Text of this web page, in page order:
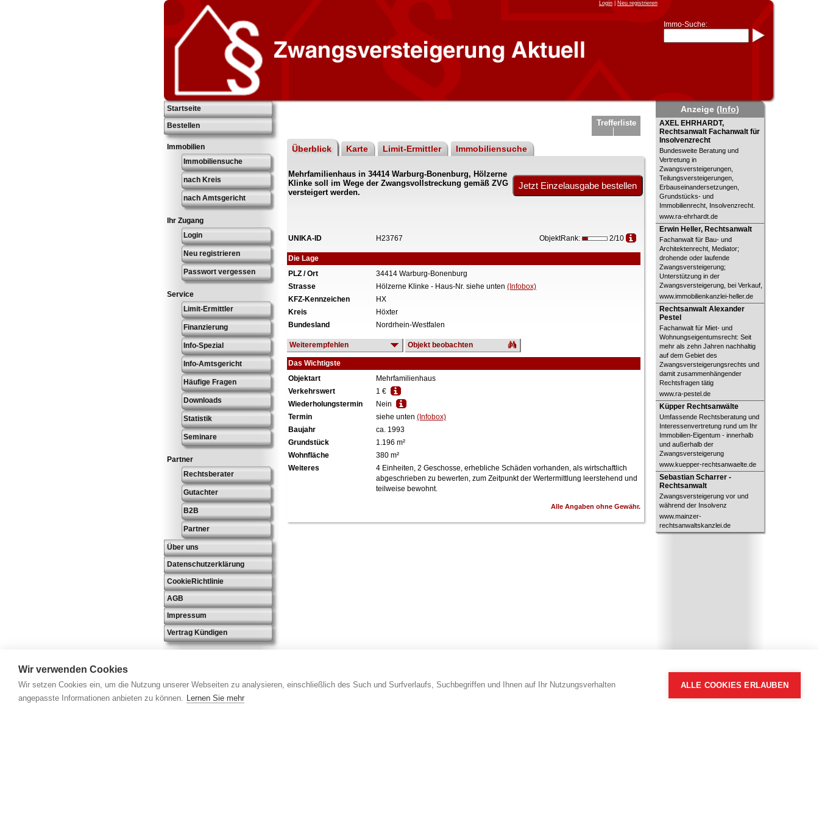
Wir verwenden Cookies
Wir setzen Cookies ein, um die Nutzung unserer Webseiten zu analysieren, einschließlich des Such und Surfverlaufs, Suchbegriffen und Ihnen auf Ihr Nutzungsverhalten
angepasste Informationen anbieten zu können. Lernen Sie mehr
ALLE COOKIES ERLAUBEN
Login| Neu registrieren
Immo-Suche:
* Suche verfeinern durch
Kombinieren
z.B.:15 Frankfurtfür
Frankfurt/Oder
und6 Frankfurtfür Frankfurt am
Main
Immobiliensuche
nach Kreis
nach Amtsgericht
Startseite
Bestellen
Immobilien
Immobiliensuche
nach Kreis
nach Amtsgericht
Ihr Zugang
Login
Neu registrieren
Passwort vergessen
Service
Limit-Ermittler
Finanzierung
Info-Spezial
Info-Amtsgericht
Häufige Fragen
Downloads
Statistik
Seminare
Partner
Rechtsberater
Gutachter
B2B
Partner
Über uns
Datenschutzerklärung
CookieRichtlinie
AGB
Impressum
Vertrag Kündigen
Trefferliste
Überblick Karte Limit-Ermittler Immobiliensuche
Mehrfamilienhaus in 34414 Warburg-Bonenburg, Hölzerne
Klinke soll im Wege der Zwangsvollstreckung gemäß ZVG
versteigert werden.
UNIKA-ID H23767 ObjektRank: 2/10
Die Lage
PLZ / Ort
34414 Warburg-Bonenburg
Strasse
Hölzerne Klinke - Haus-Nr. siehe unten(Infobox)
KFZ-Kennzeichen
HX
Kreis
Höxter
Bundesland
Nordrhein-Westfalen
Weiterempfehlen Objekt beobachten
Das Wichtigste
Objektart
Mehrfamilienhaus
Verkehrswert
1 €
Wiederholungstermin
Nein
Termin
siehe unten(Infobox)
Baujahr
ca. 1993
Grundstück
1.196 m²
Wohnfläche
380 m²
Weiteres
4 Einheiten, 2 Geschosse, erhebliche Schäden vorhanden, als wirtschaftlich
abgeschrieben zu bewerten, zum Zeitpunkt der Wertermittlung leerstehend und
teilweise bewohnt.
Alle Angaben ohne Gewähr.
Anzeige(Info)
AXEL EHRHARDT, Rechtsanwalt
Fachanwalt für Insolvenzrecht
AXEL EHRHARDT,
Rechtsanwalt Fachanwalt für
Insolvenzrecht
Bundesweite Beratung und
Vertretung in
Zwangsversteigerungen,
Teilungsversteigerungen,
Erbauseinandersetzungen,
Grundstücks- und
Immobilienrecht, Insolvenzrecht.
www.ra-ehrhardt.de
Erwin Heller, Rechtsanwalt
Erwin Heller, Rechtsanwalt
Fachanwalt für Bau- und
Architektenrecht, Mediator;
drohende oder laufende
Zwangsversteigerung;
Unterstützung in der
Zwangsversteigerung, bei Verkauf,
www.immobilienkanzlei-heller.de
Rechtsanwalt Alexander Pestel
Rechtsanwalt Alexander
Pestel
Fachanwalt für Miet- und
Wohnungseigentumsrecht: Seit
mehr als zehn Jahren nachhaltig
auf dem Gebiet des
Zwangsversteigerungsrechts und
damit zusammenhängender
Rechtsfragen tätig
www.ra-pestel.de
Küpper Rechtsanwälte
Küpper Rechtsanwälte
Umfassende Rechtsberatung und
Interessenvertretung rund um Ihr
Immobilien-Eigentum - innerhalb
und außerhalb der
Zwangsversteigerung
www.kuepper-rechtsanwaelte.de
Sebastian Scharrer - Rechtsanwalt
Sebastian Scharrer -
Rechtsanwalt
Zwangsversteigerung vor und
während der Insolvenz
www.mainzer-
rechtsanwaltskanzlei.de